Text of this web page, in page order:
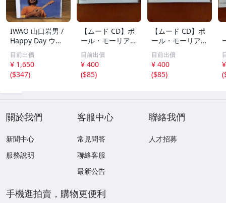
IWAO 山口岩男 /
Happy Day ウク
レレ・アルバム
傑作 廃盤CD 稀少
品 帯付 ケツメイ
シ / Ryoji / 馬場
目前出價
¥ 1,650
($347)
【ムード CD】ポ
ール・モーリア /
世界のロック・ポ
ップス・ヒット集
レット・イット・
ビー、ヘイ・ジュ
目前出價
¥ 400
($85)
【ムード CD】ポ
ール・モーリア /
フレンチ・ポップ
ス集 雪が降る、
シバの女王、愛の
休日、あなたのと
目前出價
¥ 400
($85)
(
關於我們
新聞中心
服務說明
客服中心
常見問答
聯絡客服
最新公告
聯絡我們
人才招募
手機逛拍賣，購物更便利